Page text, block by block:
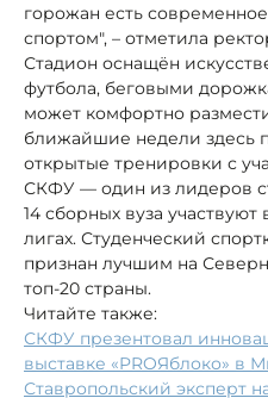
горожан есть
спортом", – отметила
Стадион оснащён
футбола, беговыми
может комфортно
ближайшие недели здесь
открытые тренировки с
СКФУ — один из лидеров
14 сборных вуза
лигах. Студенческий
признан лучшим на
топ‑20 страны.
Читайте также:
СКФУ презентовал
выставке «PROЯблоко» в
Ставропольский эксперт